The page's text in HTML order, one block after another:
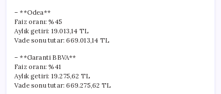
– **Odea**
Faiz oranı: %45
Aylık getiri: 19.013,14 TL
Vade sonu tutar: 669.013,14 TL
– **Garanti BBVA**
Faiz oranı: %41
Aylık getiri: 19.275,62 TL
Vade sonu tutar: 669.275,62 TL